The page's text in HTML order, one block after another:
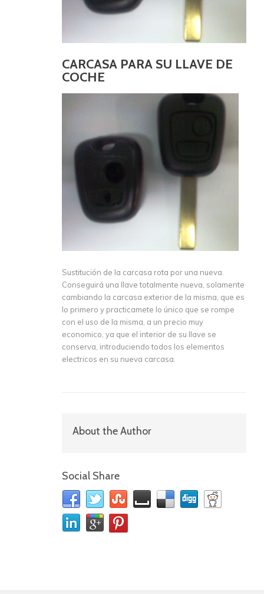
CARCASA PARA SU LLAVE DE
COCHE
Sustitución de la carcasa rota por una nueva.
Conseguirá una llave totalmente nueva, solamente
cambiando la carcasa exterior de la misma, que es
lo primero y practicamete lo único que se rompe
con el uso de la misma, a un precio muy
economico, ya que el interior de su llave se
conserva, introduciendo todos los elementos
electricos en su nueva carcasa.
About the Author
Social Share